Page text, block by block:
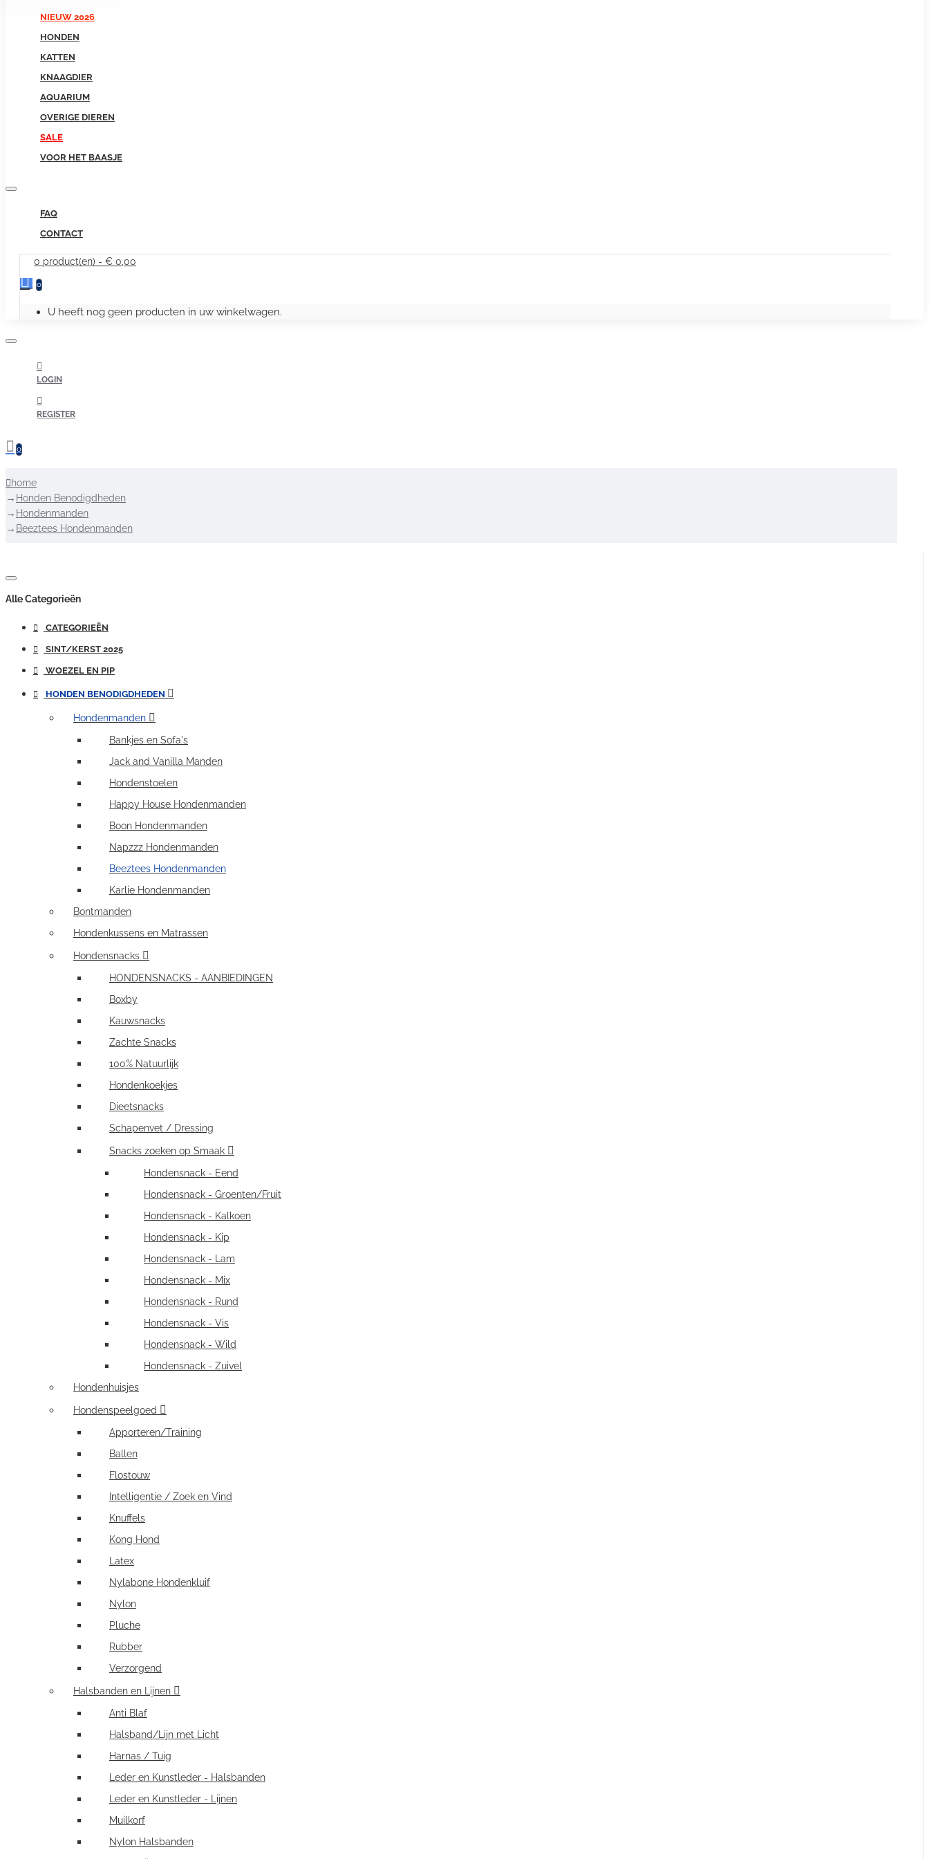
NIEUW 2026
HONDEN
KATTEN
KNAAGDIER
AQUARIUM
OVERIGE DIEREN
SALE
VOOR HET BAASJE
FAQ
CONTACT
0 product(en) - € 0,00
0
U heeft nog geen producten in uw winkelwagen.
LOGIN
REGISTER
0
home
Honden Benodigdheden
Hondenmanden
Beeztees Hondenmanden
Alle Categorieën
CATEGORIEËN
SINT/KERST 2025
WOEZEL EN PIP
HONDEN BENODIGDHEDEN
Hondenmanden
Bankjes en Sofa's
Jack and Vanilla Manden
Hondenstoelen
Happy House Hondenmanden
Boon Hondenmanden
Napzzz Hondenmanden
Beeztees Hondenmanden
Karlie Hondenmanden
Bontmanden
Hondenkussens en Matrassen
Hondensnacks
HONDENSNACKS - AANBIEDINGEN
Boxby
Kauwsnacks
Zachte Snacks
100% Natuurlijk
Hondenkoekjes
Dieetsnacks
Schapenvet / Dressing
Snacks zoeken op Smaak
Hondensnack - Eend
Hondensnack - Groenten/Fruit
Hondensnack - Kalkoen
Hondensnack - Kip
Hondensnack - Lam
Hondensnack - Mix
Hondensnack - Rund
Hondensnack - Vis
Hondensnack - Wild
Hondensnack - Zuivel
Hondenhuisjes
Hondenspeelgoed
Apporteren/Training
Ballen
Flostouw
Intelligentie / Zoek en Vind
Knuffels
Kong Hond
Latex
Nylabone Hondenkluif
Nylon
Pluche
Rubber
Verzorgend
Halsbanden en Lijnen
Anti Blaf
Halsband/Lijn met Licht
Harnas / Tuig
Leder en Kunstleder - Halsbanden
Leder en Kunstleder - Lijnen
Muilkorf
Nylon Halsbanden